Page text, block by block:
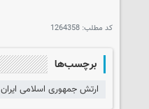
کد مطلب: 1264358
برچسب‌ها
ارتش جمهوری اسلامی ایران